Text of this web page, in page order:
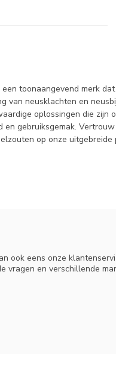
een toonaangevend merk
van neusklachten en
oplossingen die zijn
en gebruiksgemak.
op onze uitgebreide
ook eens onze
vragen en verschillende